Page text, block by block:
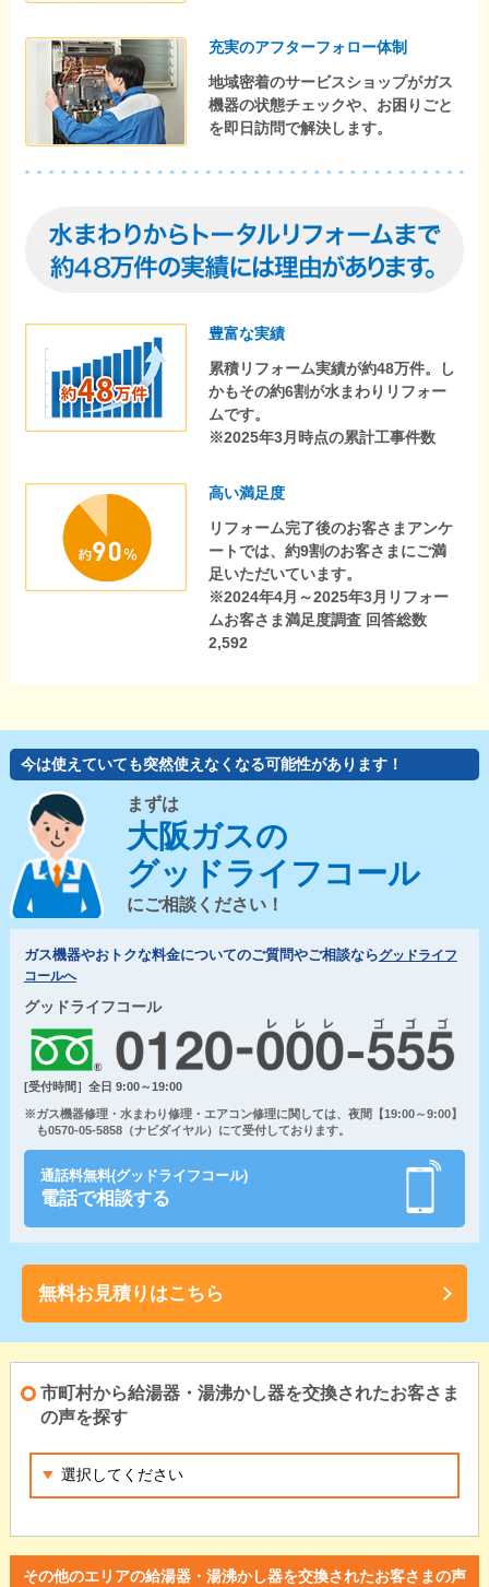
充実のアフターフォロー体制
地域密着のサービスショップがガス
機器の状態チェックや、お困りごと
を即日訪問で解決します。
豊富な実績
累積リフォーム実績が約48万件。し
かもその約6割が水まわりリフォー
ムです。
※2025年3月時点の累計工事件数
高い満足度
リフォーム完了後のお客さまアンケ
ートでは、約9割のお客さまにご満
足いただいています。
※2024年4月～2025年3月リフォー
ムお客さま満足度調査 回答総数
2,592
今は使えていても突然使えなくなる可能性があります！
まずは
大阪ガスの
グッドライフコール
にご相談ください！
ガス機器やおトクな料金についてのご質問やご相談ならグッドライフ
コールへ
グッドライフコール
[受付時間］全日 9:00～19:00
※ガス機器修理・水まわり修理・エアコン修理に関しては、夜間【19:00～9:00】
も0570-05-5858（ナビダイヤル）にて受付しております。
通話料無料(グッドライフコール)
電話で相談する
無料お見積りはこちら
市町村から給湯器・湯沸かし器を交換されたお客さま
の声を探す
その他のエリアの給湯器・湯沸かし器を交換されたお客さまの声